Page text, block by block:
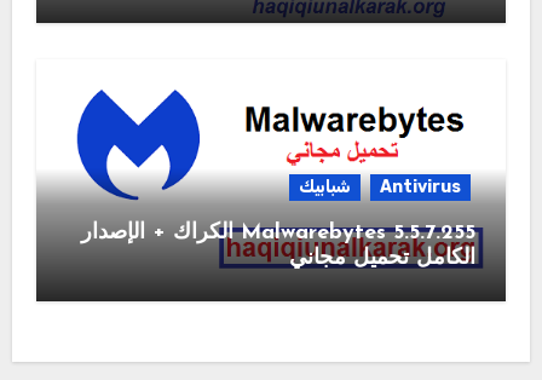
Antivirus شبابيك
Malwarebytes 5.5.7.255 الكراك + الإصدار
الكامل تحميل مجاني